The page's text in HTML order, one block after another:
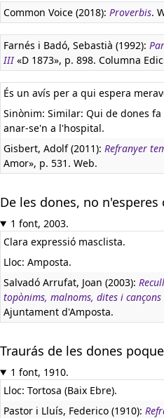
Common Voice (2018): Proverbis.
Farnés i Badó, Sebastià (1992):
III«D 1873», p. 898. Columna
És un avís per a qui espera
Sinònim: Similar: Qui de dones
anar-se'n a l'hospital.
Gisbert, Adolf (2011): Refranyer
Amor», p. 531. Web.
De les dones, no n'esperes
1 font, 2003.
Clara expressió masclista.
Lloc: Amposta.
Salvadó Arrufat, Joan (2003):
topònims, malnoms, dites i cançons
Ajuntament d'Amposta.
Traurás de les dones
1 font, 1910.
Lloc: Tortosa (Baix Ebre).
Pastor i Lluís, Federico (1910):